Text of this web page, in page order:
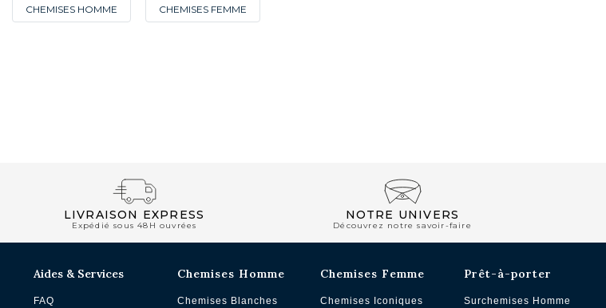
CHEMISES HOMME CHEMISES FEMME
LIVRAISON EXPRESS
Expédié sous 48H ouvrées
NOTRE UNIVERS
Découvrez notre savoir-faire
Aides & Services
FAQ
Chemises Homme
Chemises Blanches
Chemises Femme
Chemises Iconiques
Prêt-à-porter
Surchemises Homme